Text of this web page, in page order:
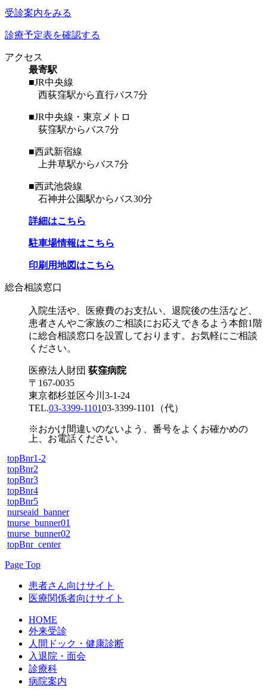
受診案内をみる
診療予定表を確認する
アクセス
最寄駅
■JR中央線
西荻窪駅から直行バス7分
■JR中央線・東京メトロ
荻窪駅からバス7分
■西武新宿線
上井草駅からバス7分
■西武池袋線
石神井公園駅からバス30分
詳細はこちら
駐車場情報はこちら
印刷用地図はこちら
総合相談窓口
入院生活や、医療費のお支払い、退院後の生活など、
患者さんやご家族のご相談にお応えできるよう本館1階
に総合相談窓口を設置しております。お気軽にご相談
ください。
医療法人財団 荻窪病院
〒167-0035
東京都杉並区今川3-1-24
TEL.03-3399-110103-3399-1101 （代）
※おかけ間違いのないよう、番号をよくお確かめの
上、お電話ください。
topBnr1-2
topBnr2
topBnr3
topBnr4
topBnr5
nurseaid_banner
tnurse_bunner01
tnurse_bunner02
topBnr_center
Page Top
患者さん向けサイト
医療関係者向けサイト
HOME
外来受診
人間ドック・健康診断
入退院・面会
診療科
病院案内